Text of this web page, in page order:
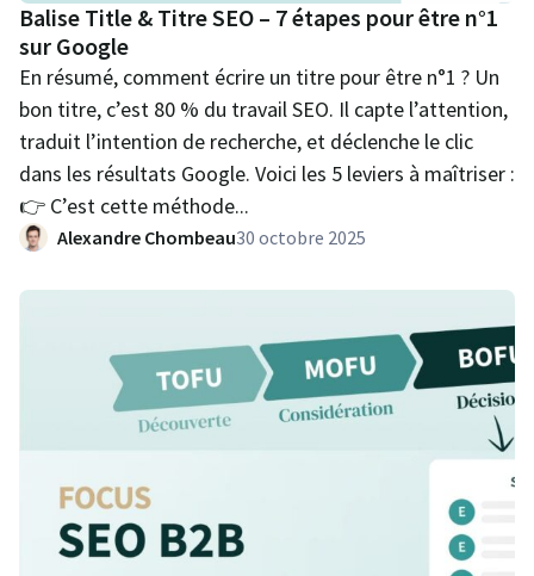
Balise Title & Titre SEO – 7 étapes pour être n°1
sur Google
En résumé, comment écrire un titre pour être n°1 ? Un
bon titre, c’est 80 % du travail SEO. Il capte l’attention,
traduit l’intention de recherche, et déclenche le clic
dans les résultats Google. Voici les 5 leviers à maîtriser :
👉 C’est cette méthode...
Alexandre Chombeau30 octobre 2025